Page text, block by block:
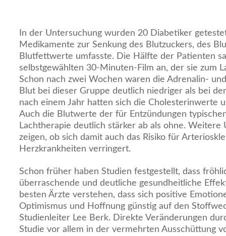
In der Untersuchung wurden 20 Diabetiker
Medikamente zur Senkung des Blutzuckers, des
Blutfettwerte umfasste. Die Hälfte der Patienten
selbstgewählten 30-Minuten-Film an, der sie zum
Schon nach zwei Wochen waren die Adrenalin-
Blut bei dieser Gruppe deutlich niedriger als bei
nach einem Jahr hatten sich die Cholesterinwerte
Auch die Blutwerte der für Entzündungen
Lachtherapie deutlich stärker ab als ohne. Weitere
zeigen, ob sich damit auch das Risiko für
Herzkrankheiten verringert.
Schon früher haben Studien festgestellt, dass
überraschende und deutliche gesundheitliche
besten Ärzte verstehen, dass sich positive
Optimismus und Hoffnung günstig auf den
Studienleiter Lee Berk. Direkte Veränderungen
Studie vor allem in der vermehrten Ausschüttung